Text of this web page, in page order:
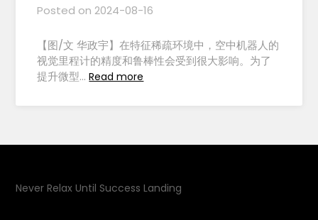
Posted on 2024-08-16
【图/文 华政宇】在特征稀疏环境中，空中机器人的
视觉里程计的精度和鲁棒性会受到很大影响。为了
提升微型… Read more
Never Relax Until Success Landing